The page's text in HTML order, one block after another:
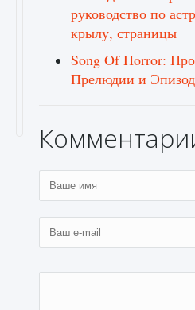
руководство по
крылу, страницы
Song Of Horror:
Прелюдии и